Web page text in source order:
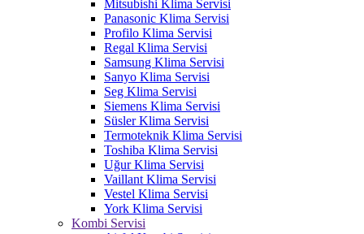
Mitsubishi Klima Servisi
Panasonic Klima Servisi
Profilo Klima Servisi
Regal Klima Servisi
Samsung Klima Servisi
Sanyo Klima Servisi
Seg Klima Servisi
Siemens Klima Servisi
Süsler Klima Servisi
Termoteknik Klima Servisi
Toshiba Klima Servisi
Uğur Klima Servisi
Vaillant Klima Servisi
Vestel Klima Servisi
York Klima Servisi
Kombi Servisi